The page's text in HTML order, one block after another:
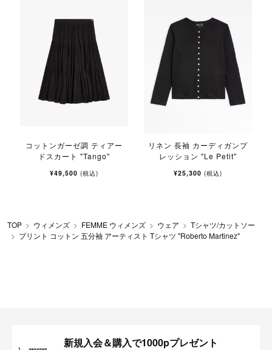
コットンガーゼ調 ティアー
ドスカート "Tango"
¥49,500 (税込)
リネン 長袖 カーディガンプ
レッション "Le Petit"
¥25,300 (税込)
TOP ウィメンズ FEMME ウィメンズ ウェア
Tシャツ/カットソー
プリント コットン 五分袖 アーティスト Tシャツ "Roberto Martinez"
新規入会＆購入で1000pプレゼント